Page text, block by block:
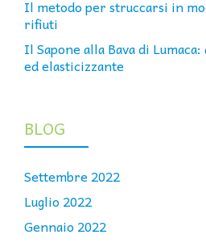
Il metodo per struccarsi in
rifiuti
Il Sapone alla Bava di
ed elasticizzante
BLOG
Settembre 2022
Luglio 2022
Gennaio 2022